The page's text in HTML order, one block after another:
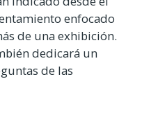
enfocado
de una exhibición.
dedicará un
de las